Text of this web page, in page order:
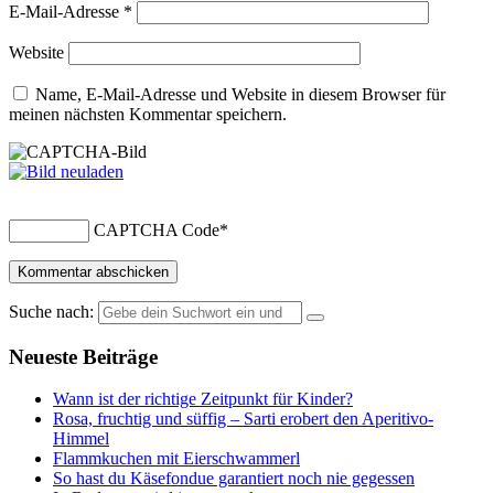
E-Mail-Adresse *
Website
Name, E-Mail-Adresse und Website in diesem Browser für
meinen nächsten Kommentar speichern.
CAPTCHA Code*
Suche nach:
Neueste Beiträge
Wann ist der richtige Zeitpunkt für Kinder?
Rosa, fruchtig und süffig – Sarti erobert den Aperitivo-
Himmel
Flammkuchen mit Eierschwammerl
So hast du Käsefondue garantiert noch nie gegessen